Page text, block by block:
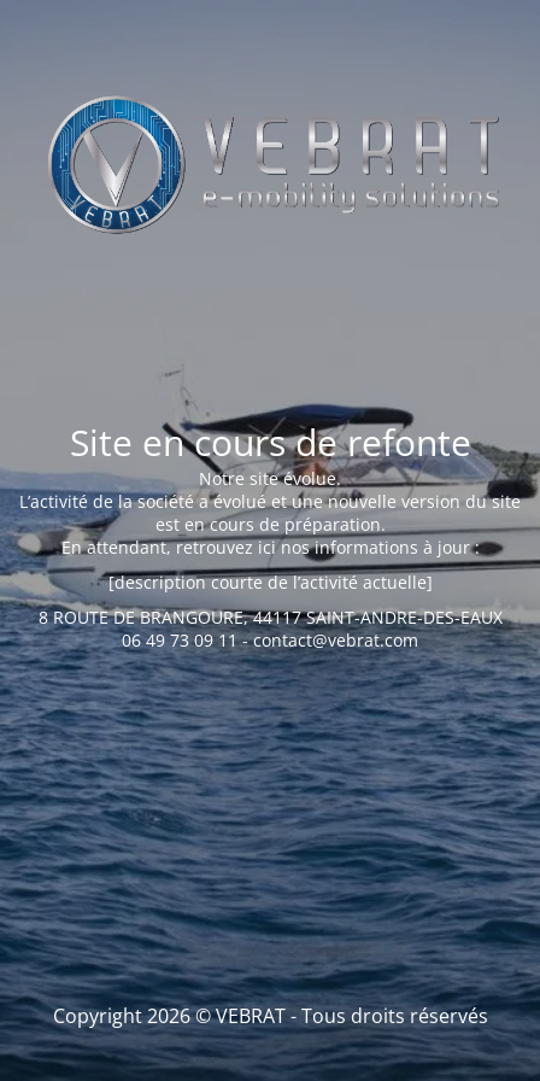
Site en cours de refonte
Notre site évolue.
L’activité de la société a évolué et une nouvelle version du site
est en cours de préparation.
En attendant, retrouvez ici nos informations à jour :
[description courte de l’activité actuelle]
8 ROUTE DE BRANGOURE, 44117 SAINT-ANDRE-DES-EAUX
06 49 73 09 11 - contact@vebrat.com
Copyright 2026 © VEBRAT - Tous droits réservés